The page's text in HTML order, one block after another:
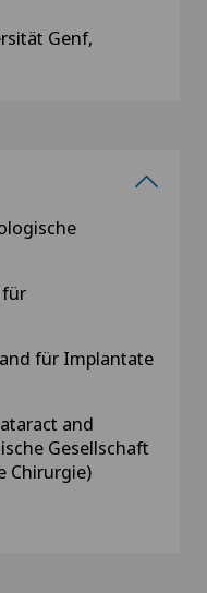
Genf,
für
für Implantate
and
Gesellschaft
Chirurgie)